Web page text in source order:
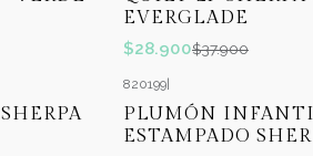
EVERGLADE
$28.900$37.900
OFF
820199
PLUMÓN
ESTAMPADO